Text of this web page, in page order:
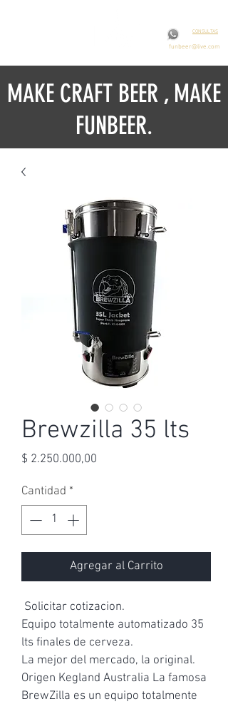
CONSULTAS
funbeer@live.com
MAKE CRAFT BEER , MAKE
FUNBEER.
Brewzilla 35 lts
$ 2.250.000,00
Cantidad *
Agregar al Carrito
Solicitar cotizacion.
Equipo totalmente automatizado 35
lts finales de cerveza.
La mejor del mercado, la original.
Origen Kegland Australia La famosa
BrewZilla es un equipo totalmente